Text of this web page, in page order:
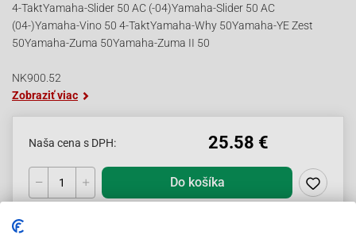
4-TaktYamaha-Slider 50 AC (-04)Yamaha-Slider 50 AC
(04-)Yamaha-Vino 50 4-TaktYamaha-Why 50Yamaha-YE Zest
50Yamaha-Zuma 50Yamaha-Zuma II 50
NK900.52
Zobraziť viac
Naša cena s DPH: 25.58 €
Do košíka